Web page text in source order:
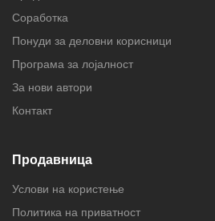
Соработка
Понуди за деловни корисници
Програма за лојалност
За нови автори
Контакт
Продавница
Услови на користење
Политика на приватност